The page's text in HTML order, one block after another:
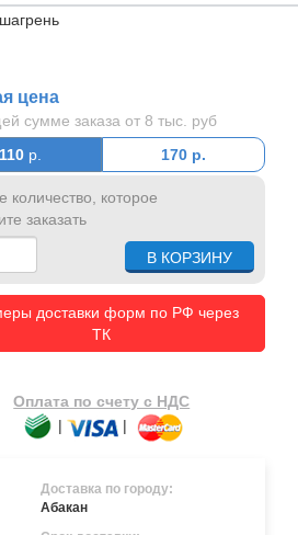
цена
сумме заказа от 8 тыс. руб
110р. 170 р.
количество, которое
заказать
доставки форм по РФ через
ТК
Оплата по счету с НДС
|
|
Доставка по городу:
Абакан